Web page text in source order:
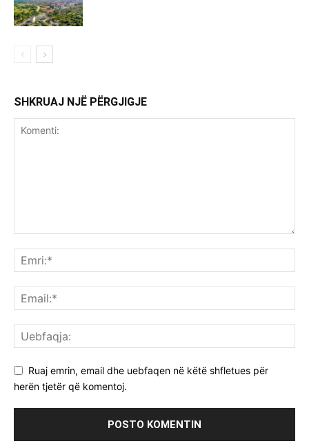
SHKRUAJ NJË PËRGJIGJE
Ruaj emrin, email dhe uebfaqen në këtë shfletues për
herën tjetër që komentoj.